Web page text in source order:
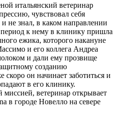
итальянский ветеринар
чувствовал себя
не знал, в каком направлении
к нему в клинику пришла
ежика, которого накануне
и его коллега Андреа
и дали ему прозвище
созданию
он начинает заботиться и
в его клинику.
ветеринар открывает
в городе Новелло на севере